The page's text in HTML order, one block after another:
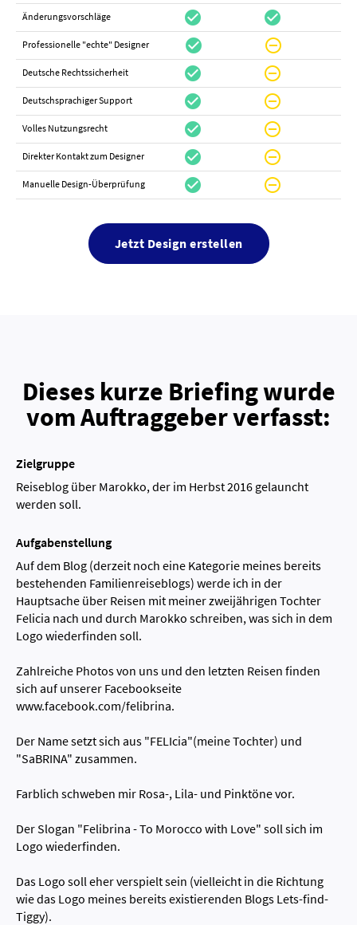
Änderungsvorschläge check_circle check_circle
Professionelle "echte" Designer check_circle do_not_disturb_on
Deutsche Rechtssicherheit check_circle do_not_disturb_on
Deutschsprachiger Support check_circle do_not_disturb_on
Volles Nutzungsrecht check_circle do_not_disturb_on
Direkter Kontakt zum Designer check_circle do_not_disturb_on
Manuelle Design-Überprüfung check_circle do_not_disturb_on
Jetzt Design erstellen
Dieses kurze Briefing wurde
vom Auftraggeber verfasst:
Zielgruppe
Reiseblog über Marokko, der im Herbst 2016 gelauncht
werden soll.
Aufgabenstellung
Auf dem Blog (derzeit noch eine Kategorie meines bereits
bestehenden Familienreiseblogs) werde ich in der
Hauptsache über Reisen mit meiner zweijährigen Tochter
Felicia nach und durch Marokko schreiben, was sich in dem
Logo wiederfinden soll.
Zahlreiche Photos von uns und den letzten Reisen finden
sich auf unserer Facebookseite
www.facebook.com/felibrina.
Der Name setzt sich aus "FELIcia"(meine Tochter) und
"SaBRINA" zusammen.
Farblich schweben mir Rosa-, Lila- und Pinktöne vor.
Der Slogan "Felibrina - To Morocco with Love" soll sich im
Logo wiederfinden.
Das Logo soll eher verspielt sein (vielleicht in die Richtung
wie das Logo meines bereits existierenden Blogs Lets-find-
Tiggy).